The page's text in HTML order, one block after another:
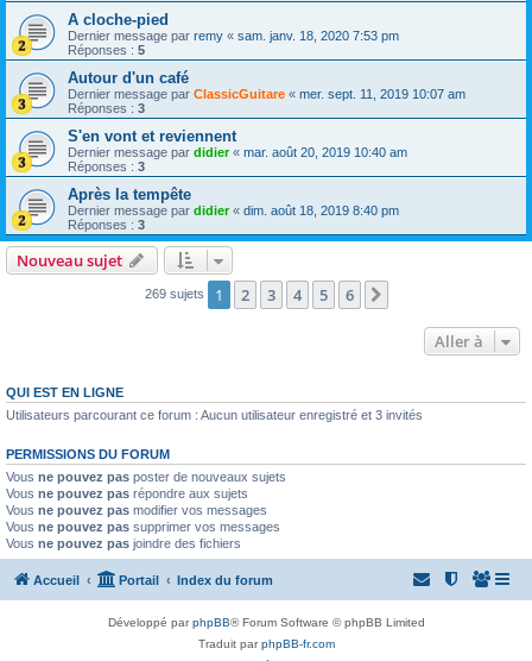
A cloche-pied
Dernier message par remy « sam. janv. 18, 2020 7:53 pm
Réponses : 5
Autour d'un café
Dernier message par ClassicGuitare « mer. sept. 11, 2019 10:07 am
Réponses : 3
S'en vont et reviennent
Dernier message par didier« mar. août 20, 2019 10:40 am
Réponses : 3
Après la tempête
Dernier message par didier« dim. août 18, 2019 8:40 pm
Réponses : 3
Nouveau sujet
269 sujets 1 2 3 4 5 6
Aller à
QUI EST EN LIGNE
Utilisateurs parcourant ce forum : Aucun utilisateur enregistré et 3 invités
PERMISSIONS DU FORUM
Vous ne pouvez pas poster de nouveaux sujets
Vous ne pouvez pas répondre aux sujets
Vous ne pouvez pas modifier vos messages
Vous ne pouvez pas supprimer vos messages
Vous ne pouvez pas joindre des fichiers
Accueil Portail Index du forum
Développé parphpBB® Forum Software © phpBB Limited
Traduit parphpBB-fr.com